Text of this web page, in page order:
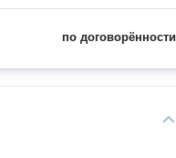
по договорённости